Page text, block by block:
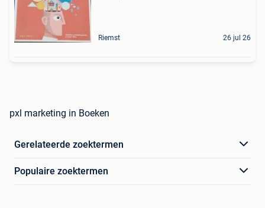
Riemst 26 jul 26
pxl marketing in Boeken
Gerelateerde zoektermen
Populaire zoektermen